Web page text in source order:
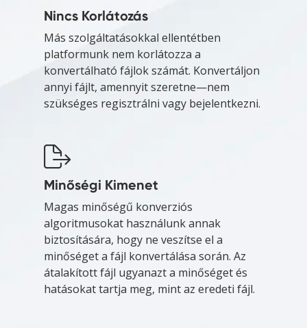
Nincs Korlátozás
Más szolgáltatásokkal ellentétben
platformunk nem korlátozza a
konvertálható fájlok számát. Konvertáljon
annyi fájlt, amennyit szeretne—nem
szükséges regisztrálni vagy bejelentkezni.
Minőségi Kimenet
Magas minőségű konverziós
algoritmusokat használunk annak
biztosítására, hogy ne veszítse el a
minőséget a fájl konvertálása során. Az
átalakított fájl ugyanazt a minőséget és
hatásokat tartja meg, mint az eredeti fájl.